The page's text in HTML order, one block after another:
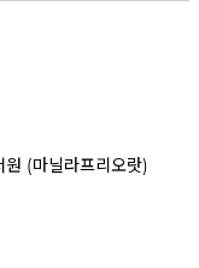
원 (마닐라프리오랏)